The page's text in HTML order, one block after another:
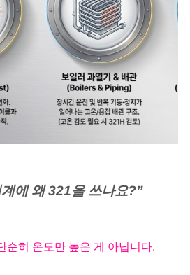
에 왜 321을 쓰나요?”
순히 온도만 높은 게 아닙니다.